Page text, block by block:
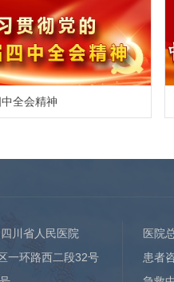
全会精神
川省人民医院
一环路西二段32号
医院
患者